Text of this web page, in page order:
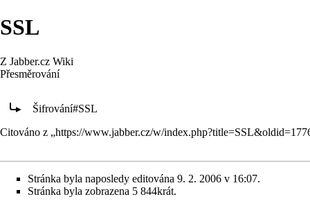
SSL
Z Jabber.cz Wiki
Přesměrování
Šifrování#SSL
Citováno z „https://www.jabber.cz/w/
Stránka byla naposledy editována 9. 2. 2006 v 16:07.
Stránka byla zobrazena 5 844krát.